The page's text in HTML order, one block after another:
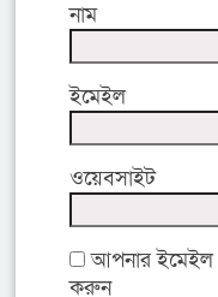
নাম
ইমেইল
ওয়েবসাইট
আপনার ইমেইল
করুন